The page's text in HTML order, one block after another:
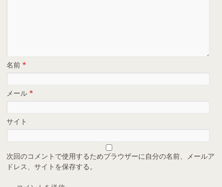
名前*
メール*
サイト
次回のコメントで使用するためブラウザーに自分の名前、メールア
ドレス、サイトを保存する。